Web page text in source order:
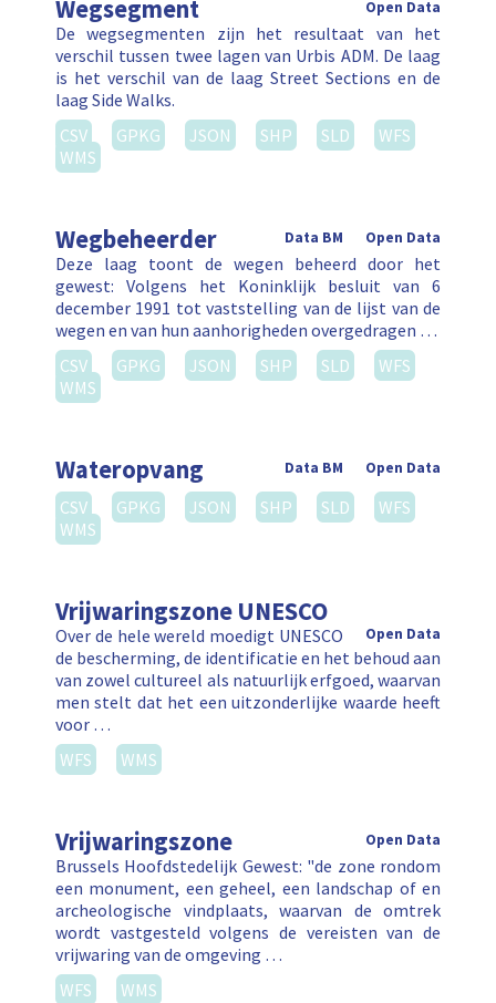
Wegsegment Open Data
De wegsegmenten zijn het resultaat van het
verschil tussen twee lagen van Urbis ADM. De laag
is het verschil van de laag Street Sections en de
laag Side Walks.
CSV
GPKG JSON SHP SLD
WFS
WMS
Wegbeheerder Open Data
Data BM
Deze laag toont de wegen beheerd door het
gewest: Volgens het Koninklijk besluit van 6
december 1991 tot vaststelling van de lijst van de
wegen en van hun aanhorigheden overgedragen …
CSV
GPKG JSON SHP SLD
WFS
WMS
Wateropvang Open Data
Data BM
CSV GPKG JSON SHP SLD
WFS
WMS
Vrijwaringszone UNESCO
Open Data
Over de hele wereld moedigt UNESCO
de bescherming, de identificatie en het behoud aan
van zowel cultureel als natuurlijk erfgoed, waarvan
men stelt dat het een uitzonderlijke waarde heeft
voor …
WFS
WMS
Vrijwaringszone Open Data
Brussels Hoofdstedelijk Gewest: "de zone rondom
een monument, een geheel, een landschap of en
archeologische vindplaats, waarvan de omtrek
wordt vastgesteld volgens de vereisten van de
vrijwaring van de omgeving …
WFS
WMS